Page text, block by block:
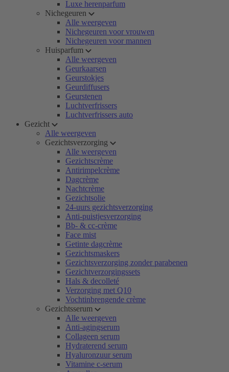
Luxe herenparfum
Nichegeuren
Alle weergeven
Nichegeuren voor vrouwen
Nichegeuren voor mannen
Huisparfum
Alle weergeven
Geurkaarsen
Geurstokjes
Geurdiffusers
Geurstenen
Luchtverfrissers
Luchtverfrissers auto
Gezicht
Alle weergeven
Gezichtsverzorging
Alle weergeven
Gezichtscrème
Antirimpelcrème
Dagcrème
Nachtcrème
Gezichtsolie
24-uurs gezichtsverzorging
Anti-puistjesverzorging
Bb- & cc-crème
Face mist
Getinte dagcrème
Gezichtsmaskers
Gezichtsverzorging zonder parabenen
Gezichtverzorgingssets
Hals & decolleté
Verzorging met Q10
Vochtinbrengende crème
Gezichtsserum
Alle weergeven
Anti-agingserum
Collageen serum
Hydraterend serum
Hyaluronzuur serum
Vitamine c-serum